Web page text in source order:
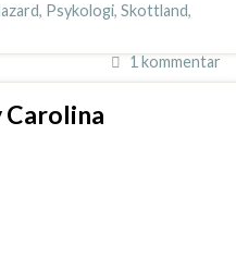
, Psykologi, Skottland,
1 kommentar